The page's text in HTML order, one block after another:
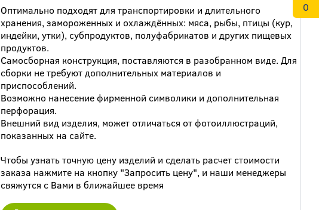
Оптимально подходят для транспортировки и длительного
хранения, замороженных и охлаждённых: мяса, рыбы, птицы (кур,
индейки, утки), субпродуктов, полуфабрикатов и других пищевых
продуктов.
Самосборная конструкция, поставляются в разобранном виде. Для
сборки не требуют дополнительных материалов и
приспособлений.
Возможно нанесение фирменной символики и дополнительная
перфорация.
Внешний вид изделия, может отличаться от фотоиллюстраций,
показанных на сайте.
Чтобы узнать точную цену изделий и сделать расчет стоимости
заказа нажмите на кнопку "Запросить цену", и наши менеджеры
свяжутся с Вами в ближайшее время
0